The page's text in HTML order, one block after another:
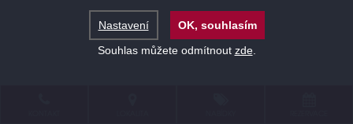
Nastavení
OK, souhlasím
Souhlas můžete odmítnout zde.